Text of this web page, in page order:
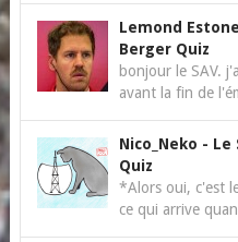
Lemond Estone
Berger Quiz
bonjour le SAV.
avant la fin de
Nico_Neko - Le
Quiz
*Alors oui, c'est
ce qui arrive